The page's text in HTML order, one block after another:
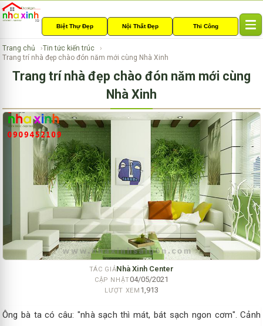
Biệt Thự Đẹp Nội Thất Đẹp Thi Công
l
a
v
g
a
t
i
o
n
Trang chủ
Tin tức kiến trúc
Trang trí nhà đẹp chào đón năm mới cùng Nhà Xinh
Trang trí nhà đẹp chào đón năm mới cùng
Nhà Xinh
TÁC GIẢNhà Xinh Center
CẬP NHẬT04/05/2021
LƯỢT XEM 1,913
Ông bà ta có câu: "nhà sạch thì mát, bát sạch ngon cơm". Cảnh